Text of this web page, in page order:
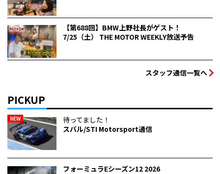
【第688回】BMW上野社長がゲスト！
7/25（土） THE MOTOR WEEKLY放送予告
スタッフ通信一覧へ
PICKUP
NEW
待ってました！
スバル/STI Motorsport通信
フォーミュラEシーズン12 2026